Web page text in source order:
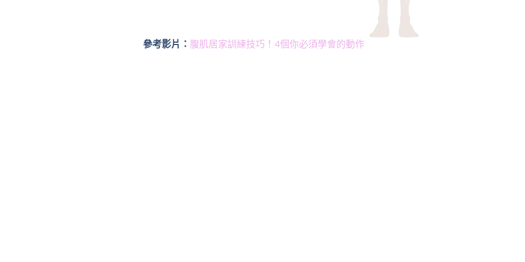
參考影片： 腹肌居家訓練技巧！4個你必須學會的動作